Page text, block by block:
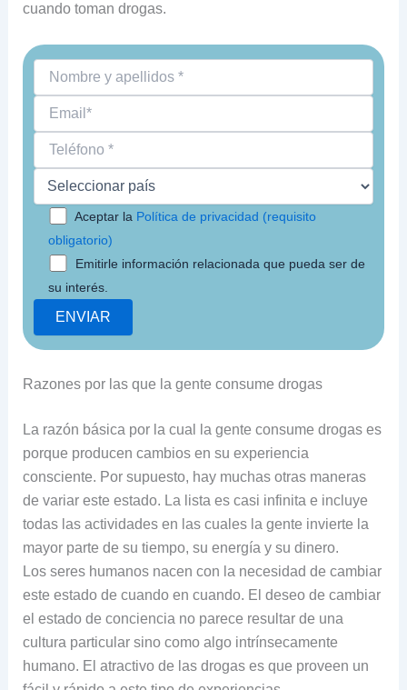
cuando toman drogas.
Aceptar la Política de privacidad (requisito
obligatorio)
Emitirle información relacionada que pueda ser de
su interés.
Razones por las que la gente consume drogas
La razón básica por la cual la gente consume drogas es
porque producen cambios en su experiencia
consciente. Por supuesto, hay muchas otras maneras
de variar este estado. La lista es casi infinita e incluye
todas las actividades en las cuales la gente invierte la
mayor parte de su tiempo, su energía y su dinero.
Los seres humanos nacen con la necesidad de cambiar
este estado de cuando en cuando. El deseo de cambiar
el estado de conciencia no parece resultar de una
cultura particular sino como algo intrínsecamente
humano. El atractivo de las drogas es que proveen un